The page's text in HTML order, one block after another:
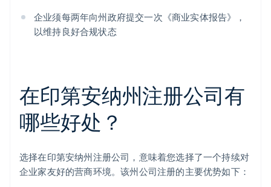
企业须每两年向州政府提交一次《商业实体报告》，
以维持良好合规状态
在印第安纳州注册公司有
哪些好处？
选择在印第安纳州注册公司，意味着您选择了一个持续对
企业家友好的营商环境。该州公司注册的主要优势如下：